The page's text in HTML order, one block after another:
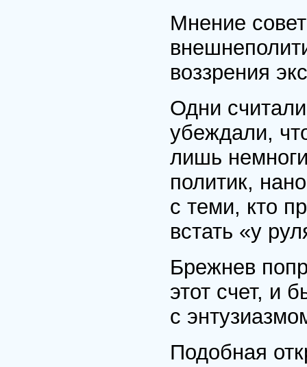
Мнение
воззрения
Одни
убеждали,
лишь
политик,
с теми, кто
встать «у
Брежнев
этот счет, и
с
Подобная